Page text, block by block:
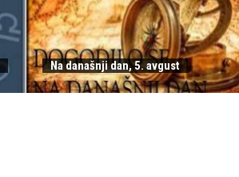
Na današnji dan, 5. avgust